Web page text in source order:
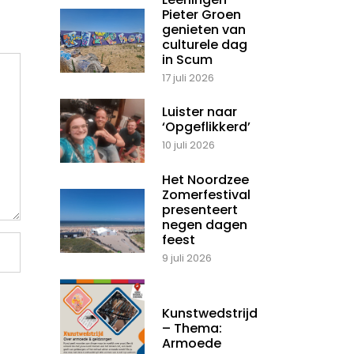
Pieter Groen
genieten van
culturele dag
in Scum
17 juli 2026
Luister naar
‘Opgeflikkerd’
10 juli 2026
Het Noordzee
Zomerfestival
presenteert
negen dagen
feest
9 juli 2026
Kunstwedstrijd
– Thema:
Armoede